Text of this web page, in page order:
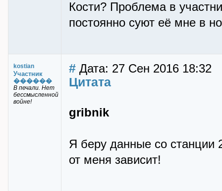
Кости? Проблема в
постоянно суют её мне в
kostian
Участник
������
В печали. Нет
бессмысленной
войне!
# Дата: 27 Сен 2016 18:32
Цитата
gribnik
Я беру данные со станции
от меня зависит!